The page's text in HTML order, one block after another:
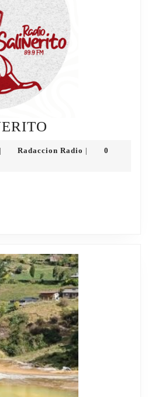
noviembreRadaccion Radio Radaccion
0